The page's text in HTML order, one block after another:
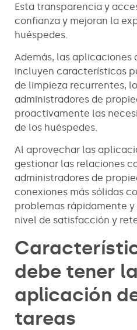
Esta transparencia y
confianza y mejoran la
huéspedes.
Además, las aplicaciones
incluyen características
de limpieza recurrentes,
administradores de
proactivamente las
de los huéspedes.
Al aprovechar las
gestionar las relaciones
administradores de
conexiones más sólidas
problemas rápidamente
nivel de satisfacción y
debe tener
aplicación
tareas